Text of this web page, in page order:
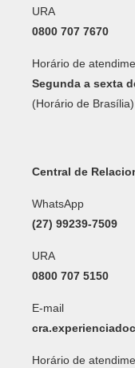
URA
0800 707 7670
Horário de
Segunda a sexta
(Horário de Brasília)
Central de
WhatsApp
(27) 99239-7509
URA
0800 707 5150
E-mail
Horário de